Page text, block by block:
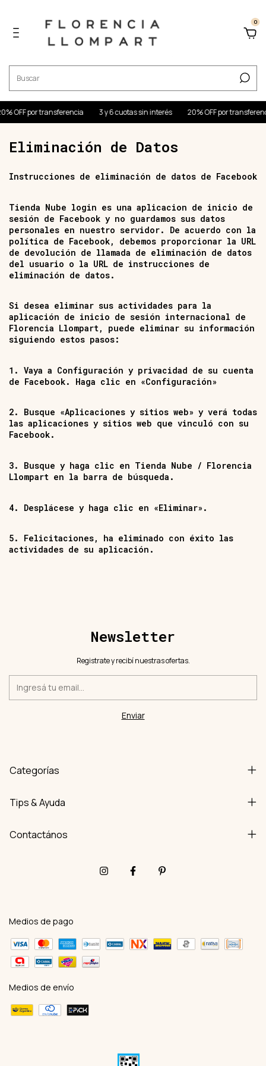
0
OFF por transferencia 3 y 6 cuotas sin interés 20% OFF por
Eliminación de Datos
Instrucciones de eliminación de datos de Facebook
Tienda Nube login es una aplicacion de inicio de
sesión de Facebook y no guardamos sus datos
personales en nuestro servidor. De acuerdo con la
política de Facebook, debemos proporcionar la URL
de devolución de llamada de eliminación de datos
del usuario o la URL de instrucciones de
eliminación de datos.
Si desea eliminar sus actividades para la
aplicación de inicio de sesión internacional de
Florencia Llompart, puede eliminar su información
siguiendo estos pasos:
1. Vaya a Configuración y privacidad de su cuenta
de Facebook. Haga clic en «Configuración»
2. Busque «Aplicaciones y sitios web» y verá todas
las aplicaciones y sitios web que vinculó con su
Facebook.
3. Busque y haga clic en Tienda Nube / Florencia
Llompart en la barra de búsqueda.
4. Desplácese y haga clic en «Eliminar».
5. Felicitaciones, ha eliminado con éxito las
actividades de su aplicación.
Newsletter
Registrate y recibí nuestras ofertas.
Categorías
Tips & Ayuda
Contactános
Medios de pago
Medios de envío